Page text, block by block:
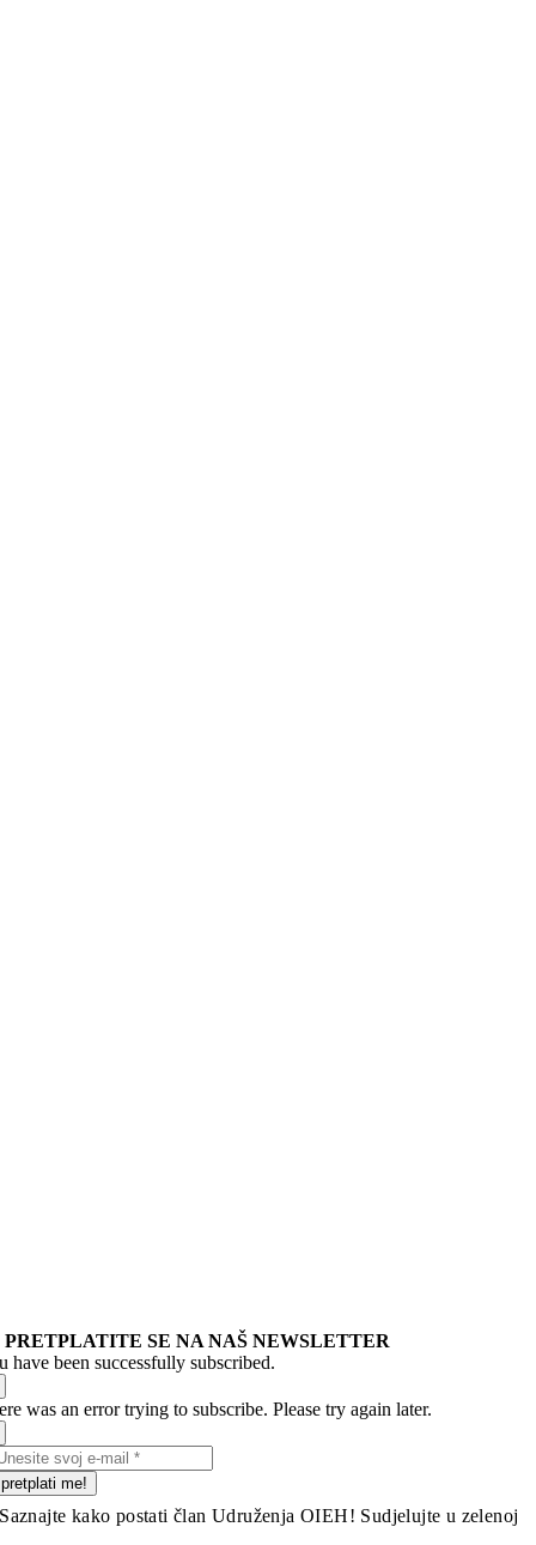
PRETPLATITE SE NA NAŠ NEWSLETTER
have been successfully subscribed.
was an error trying to subscribe. Please try again later.
pretplati me!
Saznajte kako postati član Udruženja OIEH! Sudjelujte u zelenoj